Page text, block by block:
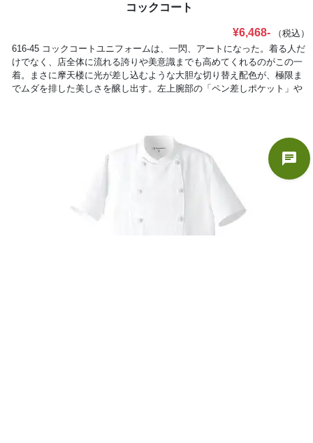
コックコート
¥6,468-
（税込）
616-45 コックコートユニフォームは、一閃、アートになった。着る人だ
けでなく、店全体に流れる誇りや美意識までも高めてくれるのがこの一
着。まさに摩天楼に光が差し込むような大胆な切り替え配色が、極限ま
でムダを排した美しさを醸し出す。左上腕部の「ペン差しポケット」や
ーブメントが沸き上がる場所、New York。切り取ったのは、その濃密な
エナジーと摩天楼が放つ一瞬の「光と陰」。ブランドを一新し、ますま
す注目されるKAZENから、さらにクール＆モダンな新作モノトーンシリ
ーズ「KAZEN New York」誕生！新たなセンスと創作力で時代を切り開
く、気鋭のオーナーやシェフたちへ。ストレッチセンサー紫外線・可視
光線遮蔽セラミックスを練りこんだ十字断面繊維と防透性の高いストレ
ッチ糸を特殊技術により織り上げた高機能素材です。快適な作業環境を
サポートする吸汗速乾性とストレッチ性をはじめ、軽量でしなやかな風